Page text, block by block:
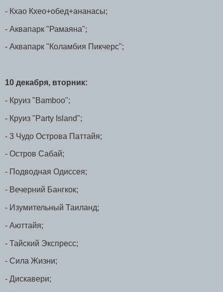
- Кхао Кхео+обед+ананасы;
- Аквапарк "Рамаяна";
- Аквапарк "Коламбия Пикчерс";
10 декабря, вторник:
- Круиз "Bamboo";
- Круиз "Party Island";
- 3 Чудо Острова Паттайя;
- Остров Сабай;
- Подводная Одиссея;
- Вечерний Бангкок;
- Изумительный Таиланд;
- Аюттайя;
- Тайский Экспресс;
- Сила Жизни;
- Дискавери;